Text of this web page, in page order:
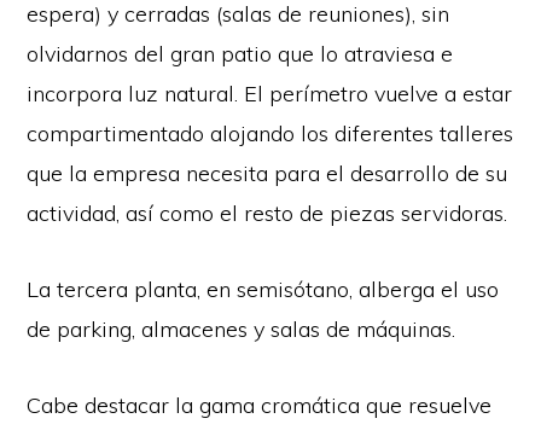
espera) y cerradas (salas de reuniones), sin
olvidarnos del gran patio que lo atraviesa e
incorpora luz natural. El perímetro vuelve a estar
compartimentado alojando los diferentes talleres
que la empresa necesita para el desarrollo de su
actividad, así como el resto de piezas servidoras.
La tercera planta, en semisótano, alberga el uso
de parking, almacenes y salas de máquinas.
Cabe destacar la gama cromática que resuelve